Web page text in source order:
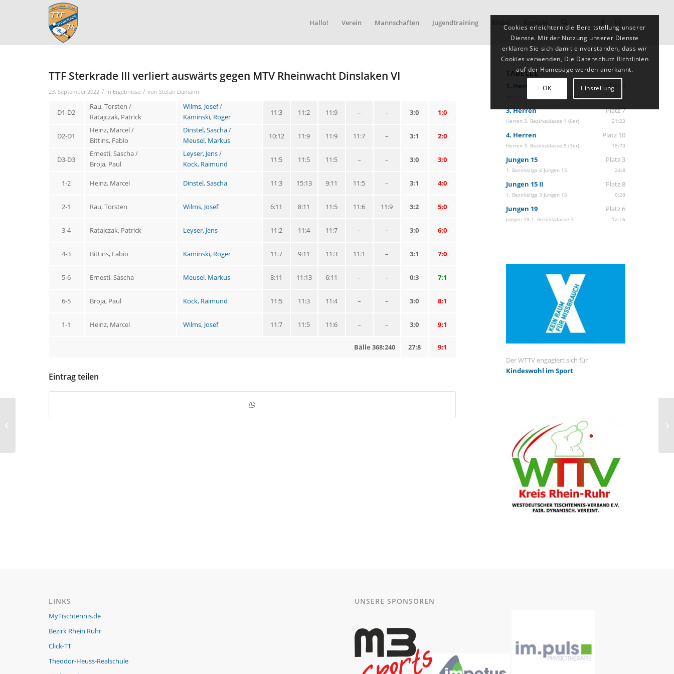
Hallo! Verein Mannschaften Jugendtraining
TTF Sterkrade III verliert auswärts gegen MTV Rheinwacht Dinslaken VI
23. September 2022 / in Ergebnisse / von Stefan Damann
D1-D2
Rau, Torsten /
Ratajczak, Patrick
Wilms, Josef/
Kaminski, Roger
–
–
11:9
11:2
11:3 3:0 1:0
D2-D1
Heinz, Marcel /
Bittins, Fabio
Dinstel, Sascha/
Meusel, Markus
–
11:7
11:9
11:9
10:12 3:1 2:0
D3-D3
Ernesti, Sascha /
Broja, Paul
Leyser, Jens/
Kock, Raimund
–
–
11:5
11:5
11:5 3:0 3:0
1-2 Heinz, Marcel Dinstel, Sascha –
11:5
9:11
15:13
11:3 3:1 4:0
2-1 Rau, Torsten Wilms, Josef 11:9
11:6
11:5
8:11
6:11 3:2 5:0
3-4 Ratajczak, Patrick Leyser, Jens –
–
11:7
11:4
11:2 3:0 6:0
4-3 Bittins, Fabio Kaminski, Roger –
11:1
11:3
9:11
11:7 3:1 7:0
5-6 Ernesti, Sascha Meusel, Markus –
–
6:11
11:13
8:11 0:3 7:1
6-5 Broja, Paul Kock, Raimund –
–
11:4
11:3
11:5 3:0 8:1
1-1 Heinz, Marcel Wilms, Josef –
–
11:6
11:5
11:7 3:0 9:1
9:1
27:8
Bälle 368:240
Eintrag teilen
TABELLE
1. Herren Platz 9
Herren 1. Bezirksklasse 2 (6er) 7:25
3. Herren Platz 7
Herren 3. Bezirksklasse 1 (6er) 21:23
4. Herren Platz 10
Herren 3. Bezirksklasse 5 (3er) 18:70
Jungen 15 Platz 3
1. Bezirksliga 4 Jungen 15 24:8
Jungen 15 II Platz 8
1. Bezirksliga 3 Jungen 15 0:28
Jungen 19 Platz 6
Jungen 19 1. Bezirksklasse 3 12:16
Der WTTV engagiert sich für
Kindeswohl im Sport
LINKS
MyTischtennis.de
Bezirk Rhein Ruhr
Click-TT
Theodor-Heuss-Realschule
UNSERE SPONSOREN
auswärts gegen
Cookies erleichtern die Bereitstellung unserer
Dienste. Mit der Nutzung unserer Dienste
erklären Sie sich damit einverstanden, dass wir
Cookies verwenden, Die Datenschutz Richtlinien
auf der Homepage werden anerkannt.
OK Einstellung